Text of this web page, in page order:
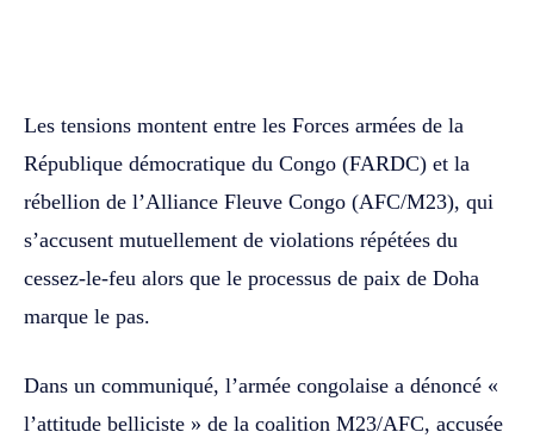
Les tensions montent entre les Forces armées de la
République démocratique du Congo (FARDC) et la
rébellion de l’Alliance Fleuve Congo (AFC/M23), qui
s’accusent mutuellement de violations répétées du
cessez-le-feu alors que le processus de paix de Doha
marque le pas.
Dans un communiqué, l’armée congolaise a dénoncé «
l’attitude belliciste » de la coalition M23/AFC, accusée